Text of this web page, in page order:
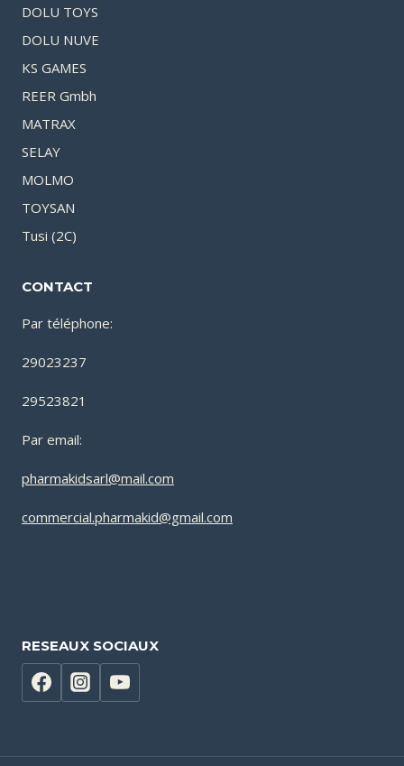
DOLU TOYS
DOLU NUVE
KS GAMES
REER Gmbh
MATRAX
SELAY
MOLMO
TOYSAN
Tusi (2C)
CONTACT
Par téléphone:
29023237
29523821
Par email:
pharmakidsarl@mail.com
commercial.pharmakid@gmail.com
RESEAUX SOCIAUX